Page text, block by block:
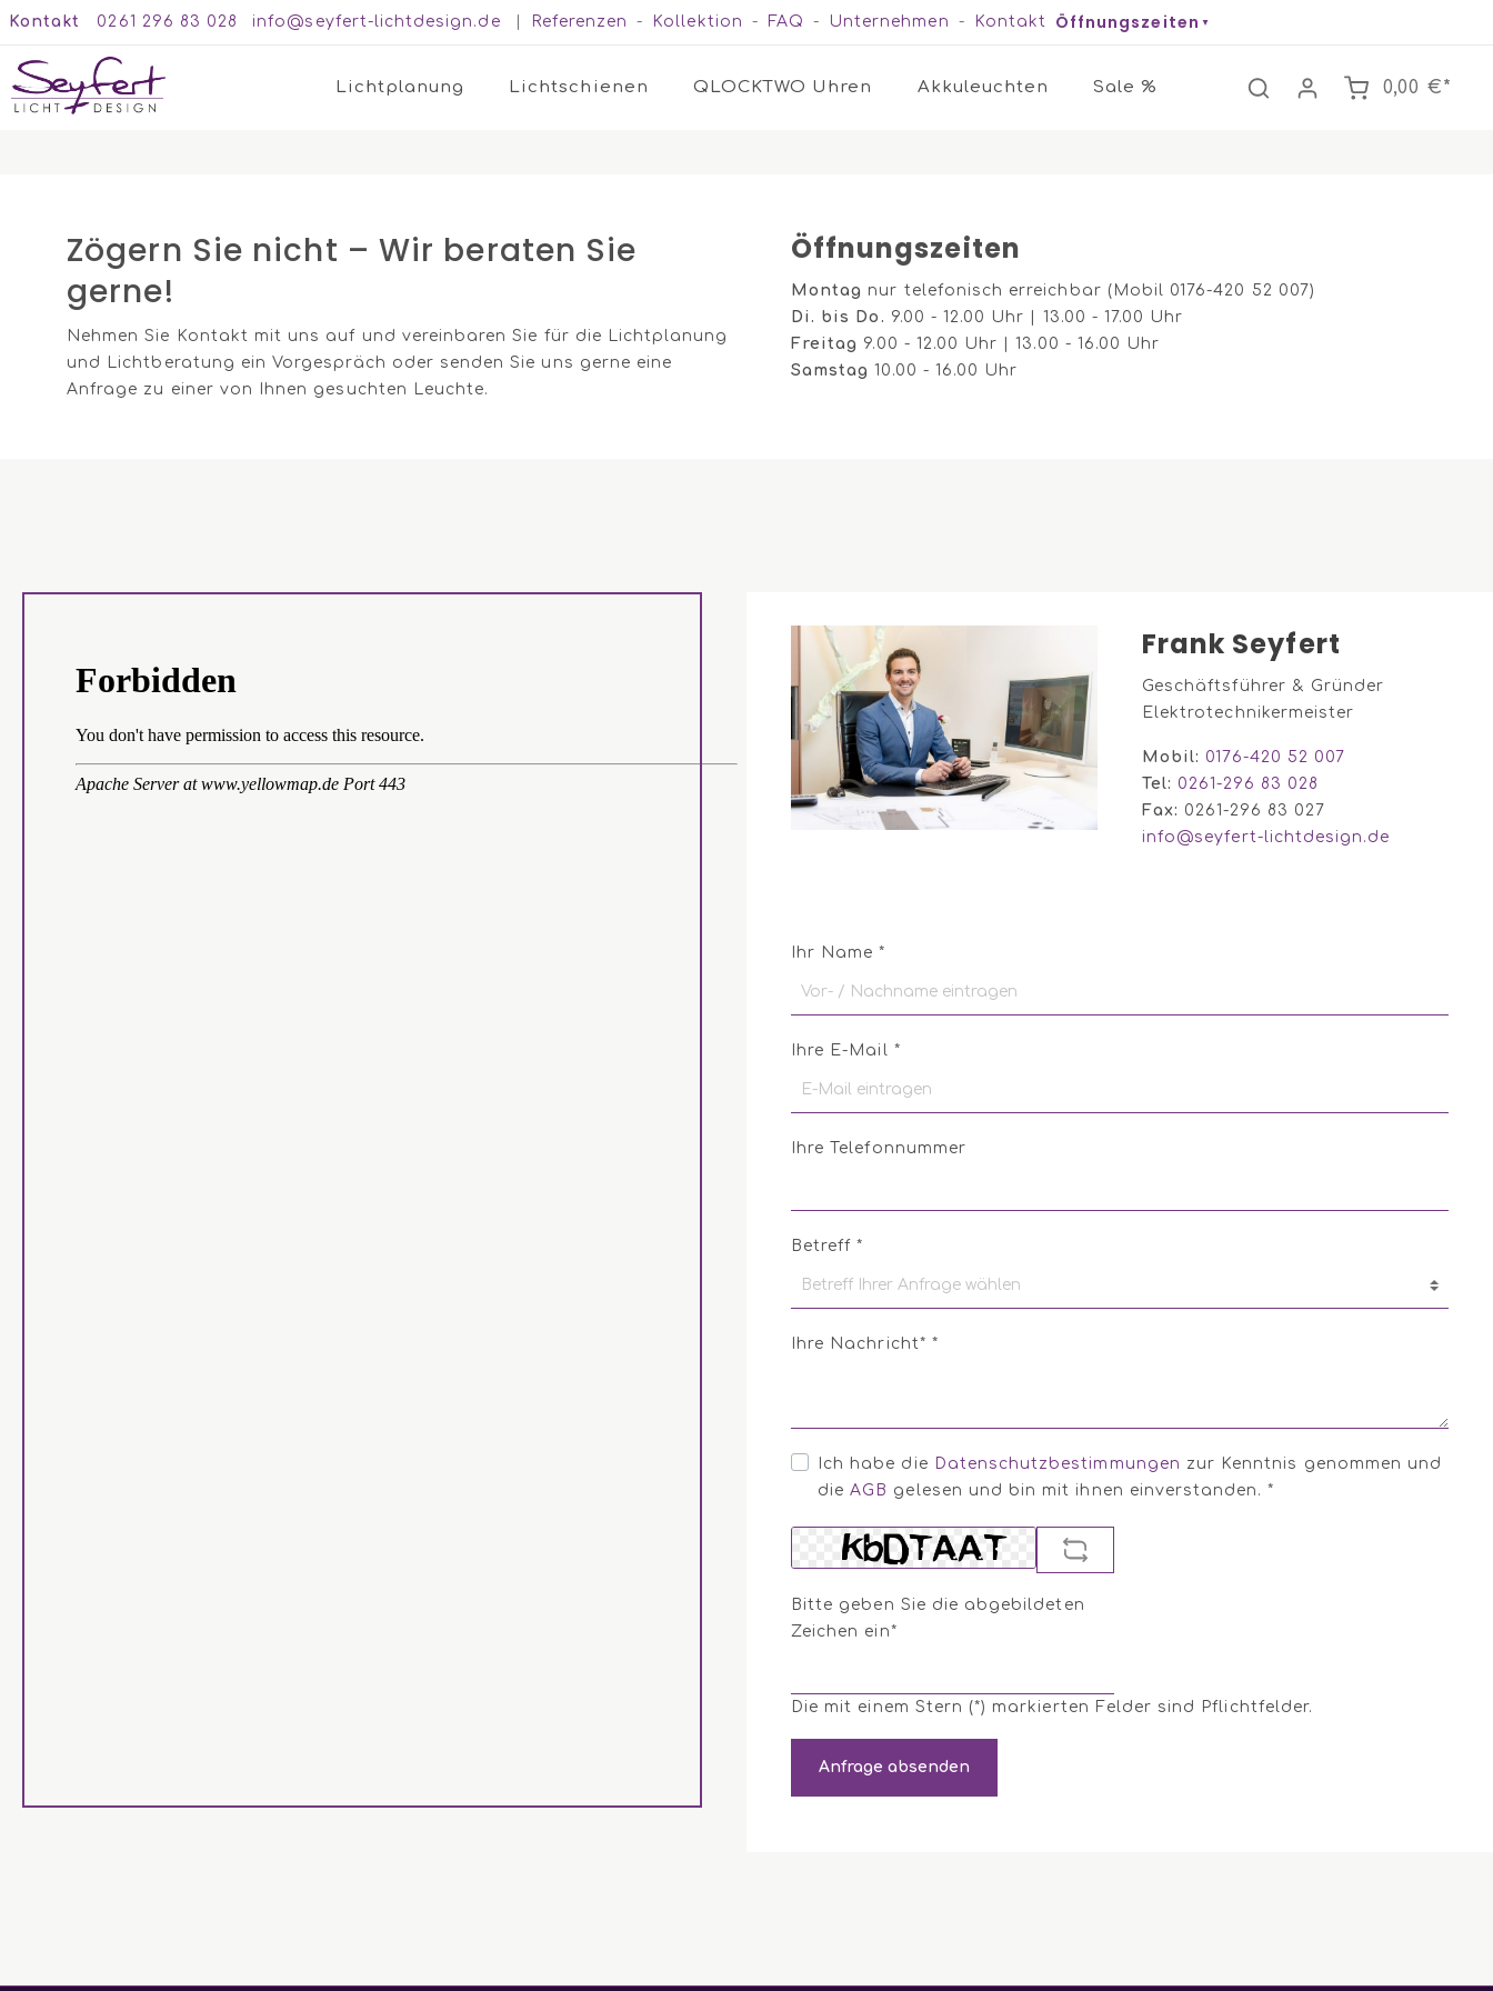
Kontakt 0261 296 83 028 info@seyfert-lichtdesign.de Referenzen - Kollektion - FAQ - Unternehmen - Kontakt Öffnungszeiten
Lichtplanung Lichtschienen QLOCKTWO Uhren Akkuleuchten Sale % 0,00 €*
Zögern Sie nicht – Wir beraten Sie
gerne!
Nehmen Sie Kontakt mit uns auf und vereinbaren Sie für die Lichtplanung
und Lichtberatung ein Vorgespräch oder senden Sie uns gerne eine
Anfrage zu einer von Ihnen gesuchten Leuchte.
Öffnungszeiten
Montag nur telefonisch erreichbar (Mobil 0176-420 52 007)
Di. bis Do. 9.00 - 12.00 Uhr | 13.00 - 17.00 Uhr
Freitag 9.00 - 12.00 Uhr | 13.00 - 16.00 Uhr
Samstag 10.00 - 16.00 Uhr
Frank Seyfert
Geschäftsführer & Gründer
Elektrotechnikermeister
Mobil: 0176-420 52 007
Tel: 0261-296 83 028
Fax: 0261-296 83 027
info@seyfert-lichtdesign.de
Ihr Name *
Ihre E-Mail *
Ihre Telefonnummer
Betreff *
Ihre Nachricht* *
Ich habe die Datenschutzbestimmungen zur Kenntnis genommen und
dieAGB gelesen und bin mit ihnen einverstanden. *
Bitte geben Sie die abgebildeten
Zeichen ein*
Die mit einem Stern (*) markierten Felder sind Pflichtfelder.
Anfrage absenden